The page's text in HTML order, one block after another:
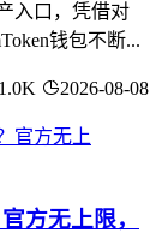
入口，凭借对
钱包不断...
2026-08-08
方无上限，